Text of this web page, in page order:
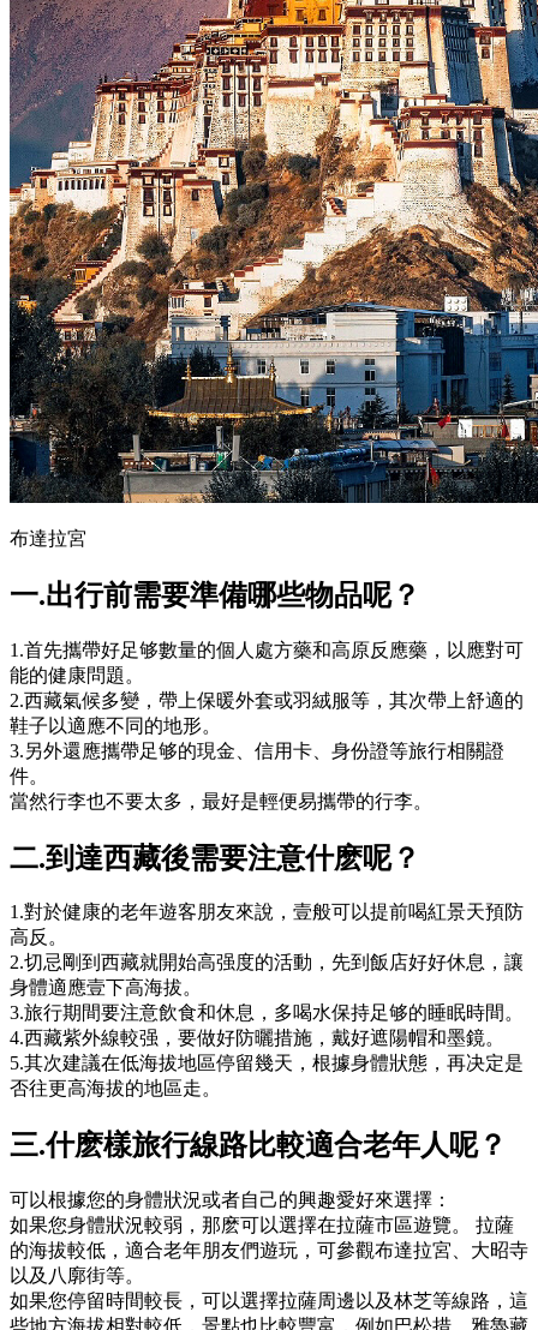
布達拉宮
一.出行前需要準備哪些物品呢？
1.首先攜帶好足够數量的個人處方藥和高原反應藥，以應對可
能的健康問題。
2.西藏氣候多變，帶上保暖外套或羽絨服等，其次帶上舒適的
鞋子以適應不同的地形。
3.另外還應攜帶足够的現金、信用卡、身份證等旅行相關證
件。
當然行李也不要太多，最好是輕便易攜帶的行李。
二.到達西藏後需要注意什麽呢？
1.對於健康的老年遊客朋友來說，壹般可以提前喝紅景天預防
高反。
2.切忌剛到西藏就開始高强度的活動，先到飯店好好休息，讓
身體適應壹下高海拔。
3.旅行期間要注意飲食和休息，多喝水保持足够的睡眠時間。
4.西藏紫外線較强，要做好防曬措施，戴好遮陽帽和墨鏡。
5.其次建議在低海拔地區停留幾天，根據身體狀態，再决定是
否往更高海拔的地區走。
三.什麽樣旅行線路比較適合老年人呢？
可以根據您的身體狀況或者自己的興趣愛好來選擇：
如果您身體狀況較弱，那麽可以選擇在拉薩市區遊覽。 拉薩
的海拔較低，適合老年朋友們遊玩，可參觀布達拉宮、大昭寺
以及八廓街等。
如果您停留時間較長，可以選擇拉薩周邊以及林芝等線路，這